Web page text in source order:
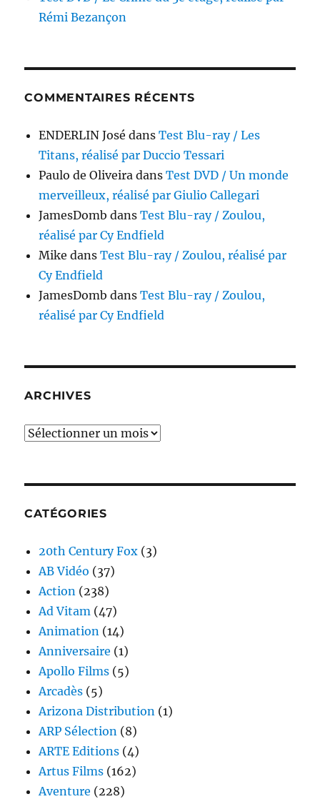
Rémi Bezançon
COMMENTAIRES RÉCENTS
ENDERLIN José dansTest Blu-ray / Les
Titans, réalisé par Duccio Tessari
Paulo de Oliveira dansTest DVD / Un monde
merveilleux, réalisé par Giulio Callegari
JamesDomb dansTest Blu-ray / Zoulou,
réalisé par Cy Endfield
Mike dansTest Blu-ray / Zoulou, réalisé par
Cy Endfield
JamesDomb dansTest Blu-ray / Zoulou,
réalisé par Cy Endfield
ARCHIVES
Archives
CATÉGORIES
20th Century Fox (3)
AB Vidéo (37)
Action (238)
Ad Vitam (47)
Animation (14)
Anniversaire (1)
Apollo Films (5)
Arcadès (5)
Arizona Distribution (1)
ARP Sélection (8)
ARTE Editions (4)
Artus Films (162)
Aventure (228)